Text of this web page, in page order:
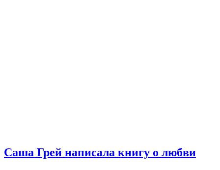
Саша Грей написала книгу о любви